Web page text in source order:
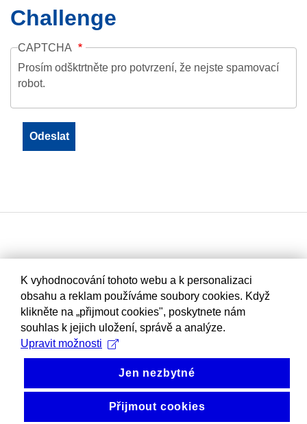
Challenge
CAPTCHA
Prosím odšktrtněte pro potvrzení, že nejste spamovací
robot.
K vyhodnocování tohoto webu a k personalizaci
obsahu a reklam používáme soubory cookies. Když
klikněte na „přijmout cookies", poskytnete nám
souhlas k jejich uložení, správě a analýze.
Upravit možnosti
Jen nezbytné
Přijmout cookies